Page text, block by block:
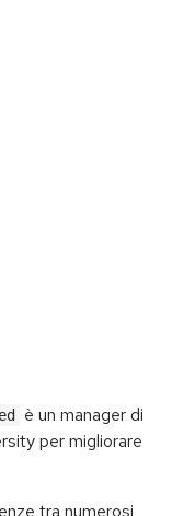
è un manager di
per migliorare
tra numerosi